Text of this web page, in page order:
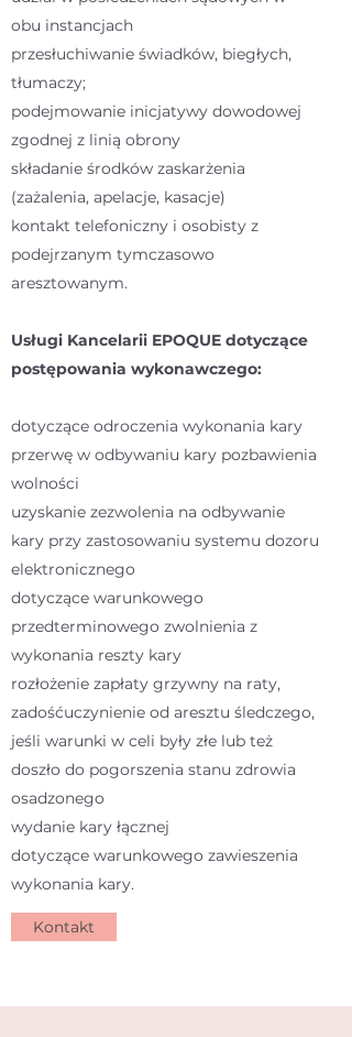
obu instancjach
przesłuchiwanie świadków, biegłych,
tłumaczy;
podejmowanie inicjatywy dowodowej
zgodnej z linią obrony
składanie środków zaskarżenia
(zażalenia, apelacje, kasacje)
kontakt telefoniczny i osobisty z
podejrzanym tymczasowo
aresztowanym.
Usługi Kancelarii EPOQUE dotyczące
postępowania wykonawczego:
dotyczące odroczenia wykonania kary
przerwę w odbywaniu kary pozbawienia
wolności
uzyskanie zezwolenia na odbywanie
kary przy zastosowaniu systemu dozoru
elektronicznego
dotyczące warunkowego
przedterminowego zwolnienia z
wykonania reszty kary
rozłożenie zapłaty grzywny na raty,
zadośćuczynienie od aresztu śledczego,
jeśli warunki w celi były złe lub też
doszło do pogorszenia stanu zdrowia
osadzonego
wydanie kary łącznej
dotyczące warunkowego zawieszenia
wykonania kary.
Kontakt